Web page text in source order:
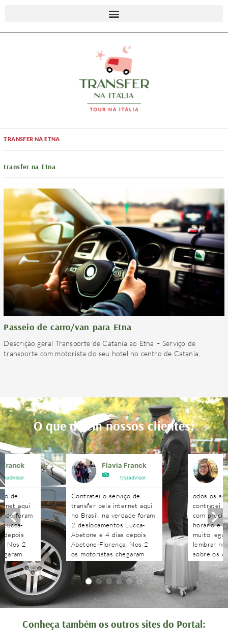
TRANSFER NA ETNA
transfer na Etna
Passeio de carro/van para Etna
Descrição geral Transporte de Catania ao Etna – Serviço de
transporte com motorista do seu hotel no centro de Catania,
O que dizem nossos clientes:
Franck
de
aqui
foram
Lucca-
depois
Nos 2
Flavia Franck
tripadvisor
Contratei o serviço de
transfer pela internet aqui
no Brasil. na verdade foram
2 deslocamentos Lucca-
Abetone e 4 dias depois
Abetone-Florença. Nos 2
os motoristas chegaram
antes do horário
combinado, nos aguardaram
e foram muito atenciosos.
Ótimo trabalho. Podem
contratar sem medo!!!!
odos os
contratei
com
horário e
muito
lembrar
sobre os
agendados
às
recebidas
Conheça também os outros sites do Portal: